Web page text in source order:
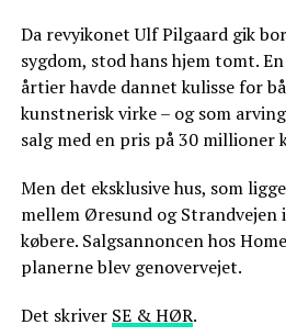
Da revyikonet Ulf Pilgaard gik
sygdom, stod hans hjem tomt.
årtier havde dannet kulisse for
kunstnerisk virke – og som
salg med en pris på 30 millioner
Men det eksklusive hus, som
mellem Øresund og
købere. Salgsannoncen hos
planerne blev genovervejet.
Det skriver SE & HØR.